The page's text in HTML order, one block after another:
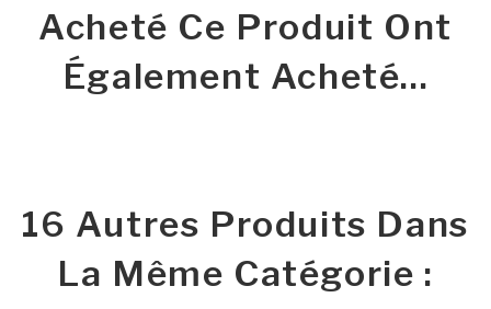
Acheté Ce Produit Ont
Également Acheté...
16 Autres Produits Dans
La Même Catégorie :